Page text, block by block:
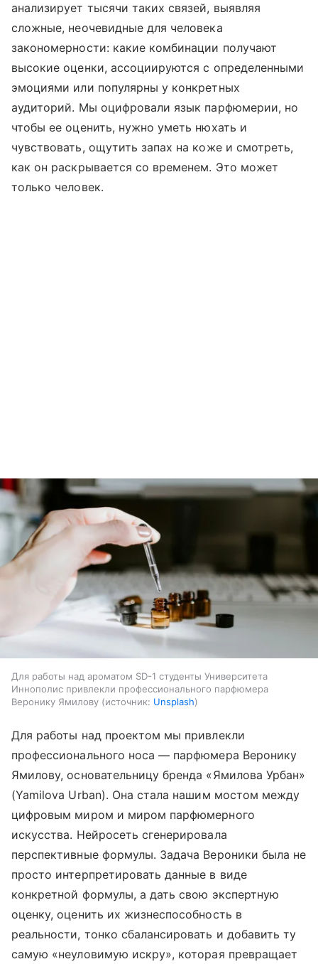
анализирует тысячи таких связей, выявляя
сложные, неочевидные для человека
закономерности: какие комбинации получают
высокие оценки, ассоциируются с определенными
эмоциями или популярны у конкретных
аудиторий. Мы оцифровали язык парфюмерии, но
чтобы ее оценить, нужно уметь нюхать и
чувствовать, ощутить запах на коже и смотреть,
как он раскрывается со временем. Это может
только человек.
Для работы над ароматом SD-1 студенты Университета
Иннополис привлекли профессионального парфюмера
Веронику Ямилову
источник: Unsplash
Для работы над проектом мы привлекли
профессионального носа — парфюмера Веронику
Ямилову, основательницу бренда «Ямилова Урбан»
(Yamilova Urban). Она стала нашим мостом между
цифровым миром и миром парфюмерного
искусства. Нейросеть сгенерировала
перспективные формулы. Задача Вероники была не
просто интерпретировать данные в виде
конкретной формулы, а дать свою экспертную
оценку, оценить их жизнеспособность в
реальности, тонко сбалансировать и добавить ту
самую «неуловимую искру», которая превращает